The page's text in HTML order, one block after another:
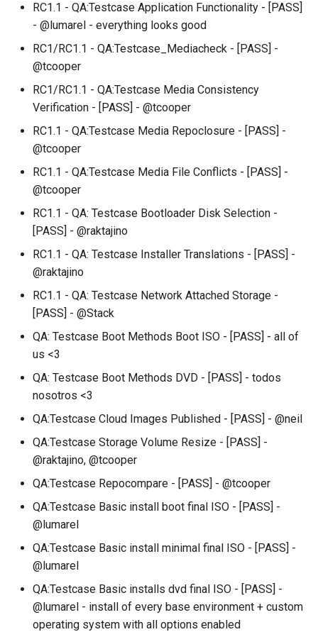
RC1.1 - QA:Testcase Application Functionality - [PASS]
- @lumarel - everything looks good
RC1/RC1.1 - QA:Testcase_Mediacheck - [PASS] -
@tcooper
RC1/RC1.1 - QA:Testcase Media Consistency
Verification - [PASS] - @tcooper
RC1.1 - QA:Testcase Media Repoclosure - [PASS] -
@tcooper
RC1.1 - QA:Testcase Media File Conflicts - [PASS] -
@tcooper
RC1.1 - QA: Testcase Bootloader Disk Selection -
[PASS] - @raktajino
RC1.1 - QA: Testcase Installer Translations - [PASS] -
@raktajino
RC1.1 - QA: Testcase Network Attached Storage -
[PASS] - @Stack
QA: Testcase Boot Methods Boot ISO - [PASS] - all of
us <3
QA: Testcase Boot Methods DVD - [PASS] - todos
nosotros <3
QA:Testcase Cloud Images Published - [PASS] - @neil
QA:Testcase Storage Volume Resize - [PASS] -
@raktajino, @tcooper
QA:Testcase Repocompare - [PASS] - @tcooper
QA:Testcase Basic install boot final ISO - [PASS] -
@lumarel
QA:Testcase Basic install minimal final ISO - [PASS] -
@lumarel
QA:Testcase Basic installs dvd final ISO - [PASS] -
@lumarel - install of every base environment + custom
operating system with all options enabled